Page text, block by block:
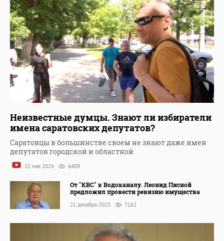
Неизвестные думцы. Знают ли избиратели
имена саратовских депутатов?
Саратовцы в большинстве своем не знают даже имен
депутатов городской и областной
22 мая 2024 6409
От "КВС" к Водоканалу. Леонид Писной
предложил провести ревизию имущества
21 декабря 2023 7162